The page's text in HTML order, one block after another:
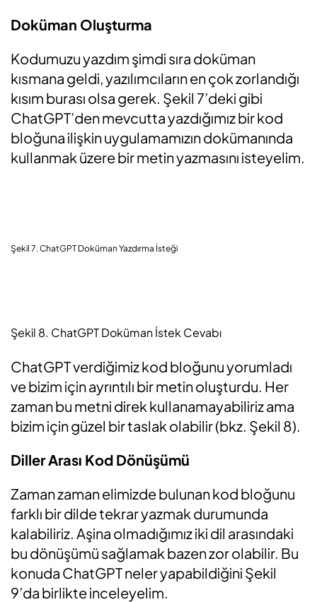
Doküman Oluşturma
Kodumuzu yazdım şimdi sıra doküman
kısmana geldi, yazılımcıların en çok zorlandığı
kısım burası olsa gerek. Şekil 7’deki gibi
ChatGPT’den mevcutta yazdığımız bir kod
bloğuna ilişkin uygulamamızın dokümanında
kullanmak üzere bir metin yazmasını isteyelim.
Şekil 7. ChatGPT Doküman Yazdırma İsteği
Şekil 8. ChatGPT Doküman İstek Cevabı
ChatGPT verdiğimiz kod bloğunu yorumladı
ve bizim için ayrıntılı bir metin oluşturdu. Her
zaman bu metni direk kullanamayabiliriz ama
bizim için güzel bir taslak olabilir (bkz. Şekil 8).
Diller Arası Kod Dönüşümü
Zaman zaman elimizde bulunan kod bloğunu
farklı bir dilde tekrar yazmak durumunda
kalabiliriz. Aşina olmadığımız iki dil arasındaki
bu dönüşümü sağlamak bazen zor olabilir. Bu
konuda ChatGPT neler yapabildiğini Şekil
9’da birlikte inceleyelim.